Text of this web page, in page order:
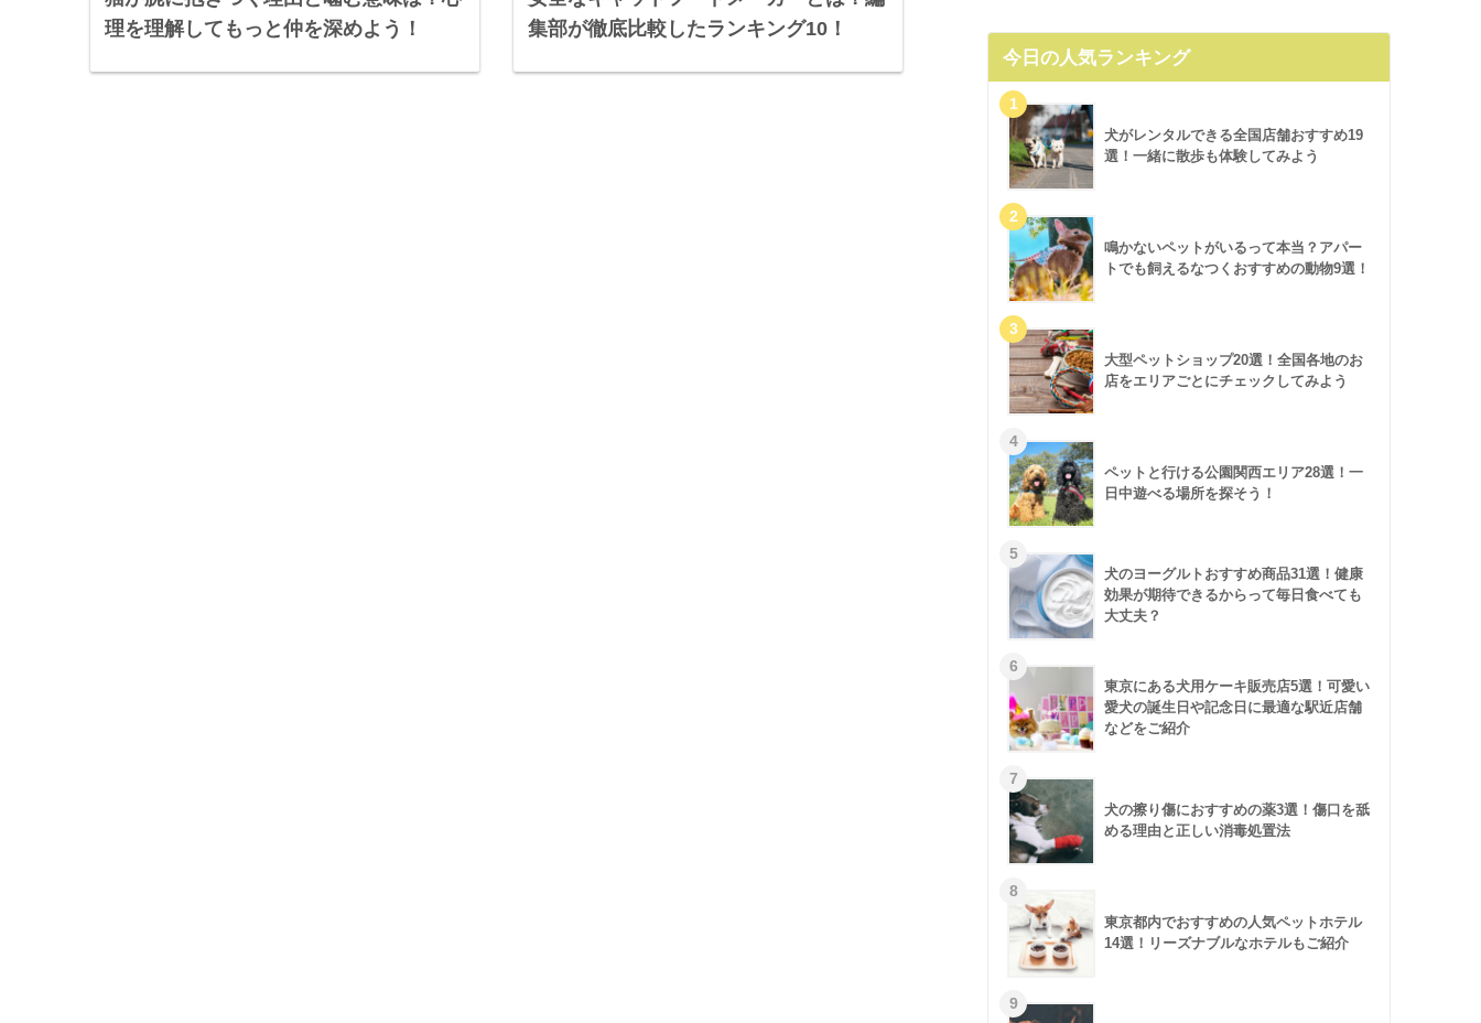
理を理解してもっと仲を深めよう！
集部が徹底比較したランキング10！
今日の人気ランキング
犬がレンタルできる全国店舗おすすめ19
選！一緒に散歩も体験してみよう
鳴かないペットがいるって本当？アパー
トでも飼えるなつくおすすめの動物9選！
大型ペットショップ20選！全国各地のお
店をエリアごとにチェックしてみよう
ペットと行ける公園関西エリア28選！一
日中遊べる場所を探そう！
犬のヨーグルトおすすめ商品31選！健康
効果が期待できるからって毎日食べても
大丈夫？
東京にある犬用ケーキ販売店5選！可愛い
愛犬の誕生日や記念日に最適な駅近店舗
などをご紹介
犬の擦り傷におすすめの薬3選！傷口を舐
める理由と正しい消毒処置法
東京都内でおすすめの人気ペットホテル
14選！リーズナブルなホテルもご紹介